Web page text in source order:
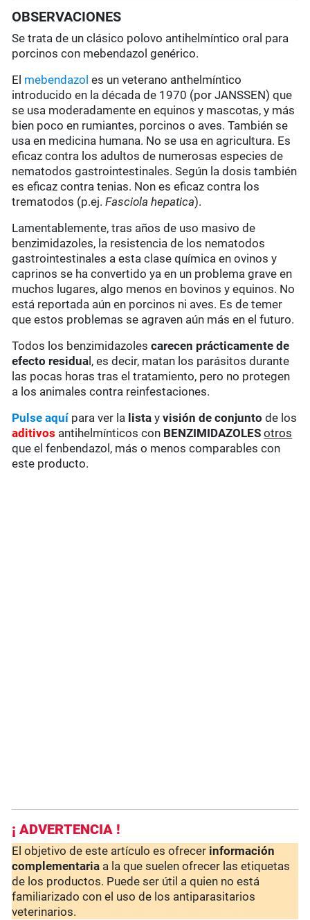
OBSERVACIONES
Se trata de un clásico polovo antihelmíntico oral para
porcinos con mebendazol genérico.
El mebendazol es un veterano anthelmíntico
introducido en la década de 1970 (por JANSSEN) que
se usa moderadamente en equinos y mascotas, y más
bien poco en rumiantes, porcinos o aves. También se
usa en medicina humana. No se usa en agricultura. Es
eficaz contra los adultos de numerosas especies de
nematodos gastrointestinales. Según la dosis también
es eficaz contra tenias. Non es eficaz contra los
trematodos (p.ej.Fasciola hepatica).
Lamentablemente, tras años de uso masivo de
benzimidazoles, la resistencia de los nematodos
gastrointestinales a esta clase química en ovinos y
caprinos se ha convertido ya en un problema grave en
muchos lugares, algo menos en bovinos y equinos. No
está reportada aún en porcinos ni aves. Es de temer
que estos problemas se agraven aún más en el futuro.
Todos los benzimidazolescarecen prácticamente de
efecto residua l, es decir, matan los parásitos durante
las pocas horas tras el tratamiento, pero no protegen
a los animales contra reinfestaciones.
Pulse aquípara ver la lista yvisión de conjunto de los
aditivos antihelmínticos con BENZIMIDAZOLES otros
que el fenbendazol, más o menos comparables con
este producto.
¡ ADVERTENCIA !
El objetivo de este artículo es ofrecer información
complementaria a la que suelen ofrecer las etiquetas
de los productos. Puede ser útil a quien no está
familiarizado con el uso de los antiparasitarios
veterinarios.